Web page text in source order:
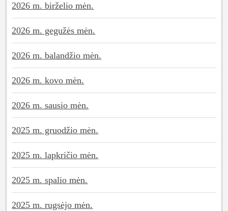
2026 m. birželio mėn.
2026 m. gegužės mėn.
2026 m. balandžio mėn.
2026 m. kovo mėn.
2026 m. sausio mėn.
2025 m. gruodžio mėn.
2025 m. lapkričio mėn.
2025 m. spalio mėn.
2025 m. rugsėjo mėn.